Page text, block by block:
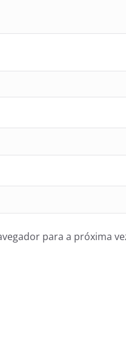
para a próxima